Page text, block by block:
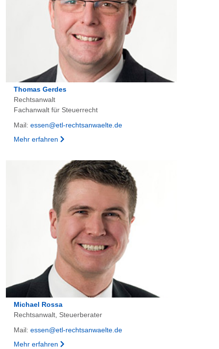
Thomas Gerdes
Rechtsanwalt
Fachanwalt für Steuerrecht
Mail: essen@etl-rechtsanwaelte.de
Mehr erfahren
Michael Rossa
Rechtsanwalt, Steuerberater
Mail: essen@etl-rechtsanwaelte.de
Mehr erfahren